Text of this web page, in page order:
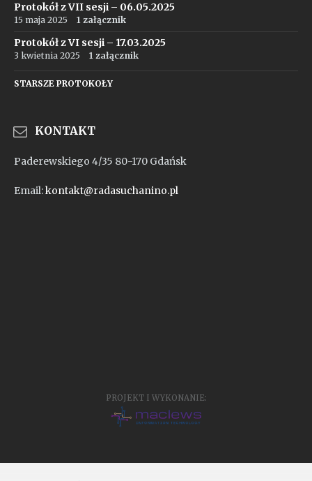
Protokół z VII sesji – 06.05.2025
15 maja 2025 1 załącznik
Protokół z VI sesji – 17.03.2025
3 kwietnia 2025 1 załącznik
STARSZE PROTOKOŁY
KONTAKT
Paderewskiego 4/35 80-170 Gdańsk
Email:kontakt@radasuchanino.pl
PROJEKT I WYKONANIE: